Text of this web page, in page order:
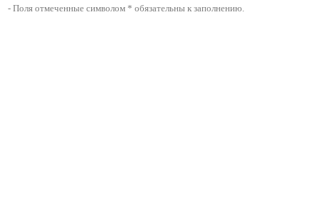
- Поля отмеченные символом * обязательны к заполнению.